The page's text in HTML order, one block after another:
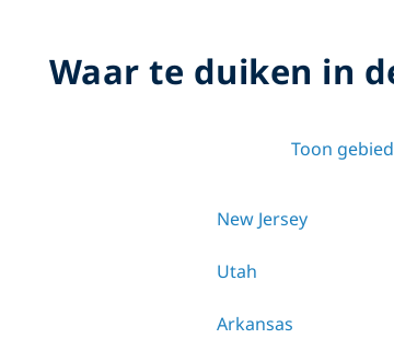
Waar te duiken in
Toon
New Jersey
Utah
Arkansas